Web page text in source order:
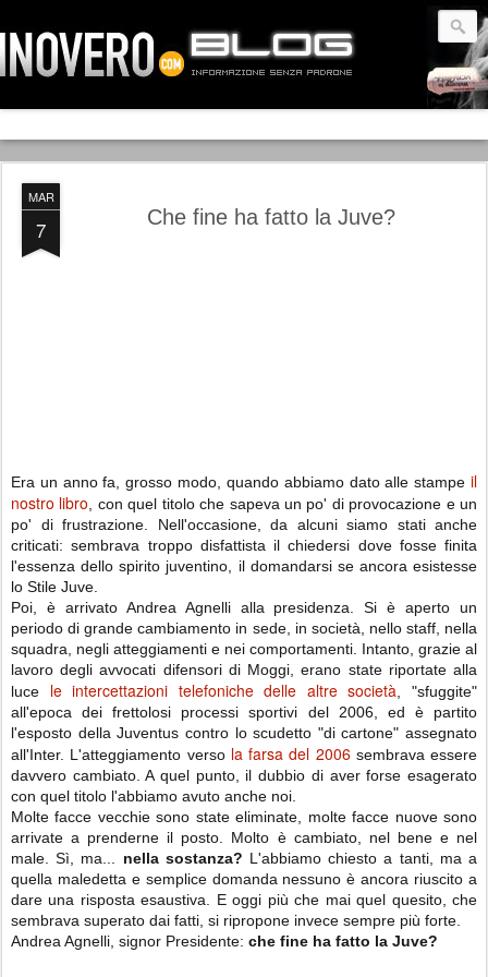
MAR
7 Che fine ha fatto la Juve?
Era un anno fa, grosso modo, quando abbiamo dato alle stampe il
nostro libro , con quel titolo che sapeva un po' di provocazione e un
po' di frustrazione. Nell'occasione, da alcuni siamo stati anche
criticati: sembrava troppo disfattista il chiedersi dove fosse finita
l'essenza dello spirito juventino, il domandarsi se ancora esistesse
lo Stile Juve.
Poi, è arrivato Andrea Agnelli alla presidenza. Si è aperto un
periodo di grande cambiamento in sede, in società, nello staff, nella
squadra, negli atteggiamenti e nei comportamenti. Intanto, grazie al
lavoro degli avvocati difensori di Moggi, erano state riportate alla
luce le intercettazioni telefoniche delle altre società , "sfuggite"
all'epoca dei frettolosi processi sportivi del 2006, ed è partito
l'esposto della Juventus contro lo scudetto "di cartone" assegnato
all'Inter. L'atteggiamento verso la farsa del 2006sembrava essere
davvero cambiato. A quel punto, il dubbio di aver forse esagerato
con quel titolo l'abbiamo avuto anche noi.
Molte facce vecchie sono state eliminate, molte facce nuove sono
arrivate a prenderne il posto. Molto è cambiato, nel bene e nel
male. Sì, ma... nella sostanza? L'abbiamo chiesto a tanti, ma a
quella maledetta e semplice domanda nessuno è ancora riuscito a
dare una risposta esaustiva. E oggi più che mai quel quesito, che
sembrava superato dai fatti, si ripropone invece sempre più forte.
Andrea Agnelli, signor Presidente: che fine ha fatto la Juve?